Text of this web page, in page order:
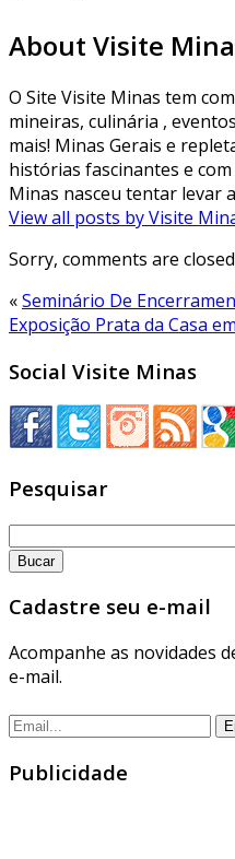
About Visite
O Site Visite Minas tem
mineiras, culinária ,
mais! Minas Gerais e
histórias fascinantes e
Minas nasceu tentar levar
View all posts by Visite
Sorry, comments are
«Seminário De
Exposição Prata da Casa
Social Visite Minas
Pesquisar
Cadastre seu e-mail
Acompanhe as novidades
e-mail.
Publicidade